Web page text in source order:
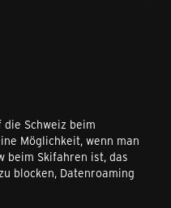
Schweiz beim
Möglichkeit, wenn man
beim Skifahren ist, das
blocken, Datenroaming